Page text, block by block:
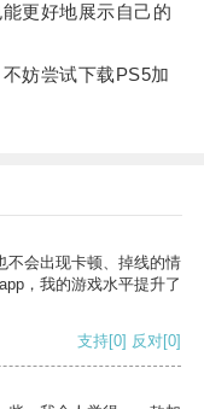
更好地展示自己的
妨尝试下载PS5加
不会出现卡顿、掉线的情
，我的游戏水平提升了
支持[0] 反对[0]